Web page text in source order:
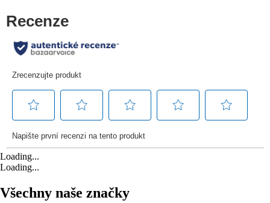
Loading...
Loading...
Všechny naše značky